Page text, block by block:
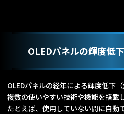
OLEDパネルの輝度低
OLEDパネルの経年による輝度低下
複数の使いやすい技術や機能を搭載
たとえば、使用していない間に自動